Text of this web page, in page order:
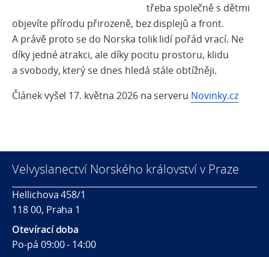
třeba společně s dětmi
objevíte přírodu přirozeně, bez displejů a front.
A právě proto se do Norska tolik lidí pořád vrací. Ne
díky jedné atrakci, ale díky pocitu prostoru, klidu
a svobody, který se dnes hledá stále obtížněji.
Článek vyšel 17. května 2026 na serveru Novinky.cz
Velvyslanectví Norského království v Praze
Hellichova 458/1
118 00, Praha 1
Otevírací doba
Po-pá 09:00 - 14:00